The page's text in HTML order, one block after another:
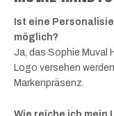
Ist eine
möglich?
Ja, das Sophie Muval
Logo versehen
Markenpräsenz.